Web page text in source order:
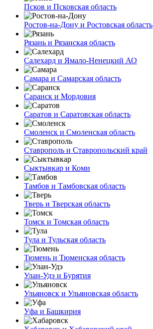
Псков и Псковская область
Ростов-на-Дону и Ростовская область
Рязань и Рязанская область
Салехард и Ямало-Ненецкий АО
Самара и Самарская область
Саранск и Мордовия
Саратов и Саратовская область
Смоленск и Смоленская область
Ставрополь и Ставропольский край
Сыктывкар и Коми
Тамбов и Тамбовская область
Тверь и Тверская область
Томск и Томская область
Тула и Тульская область
Тюмень и Тюменская область
Улан-Удэ и Бурятия
Ульяновск и Ульяновская область
Уфа и Башкирия